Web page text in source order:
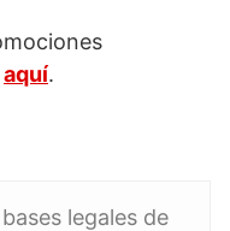
aquí.
legales de